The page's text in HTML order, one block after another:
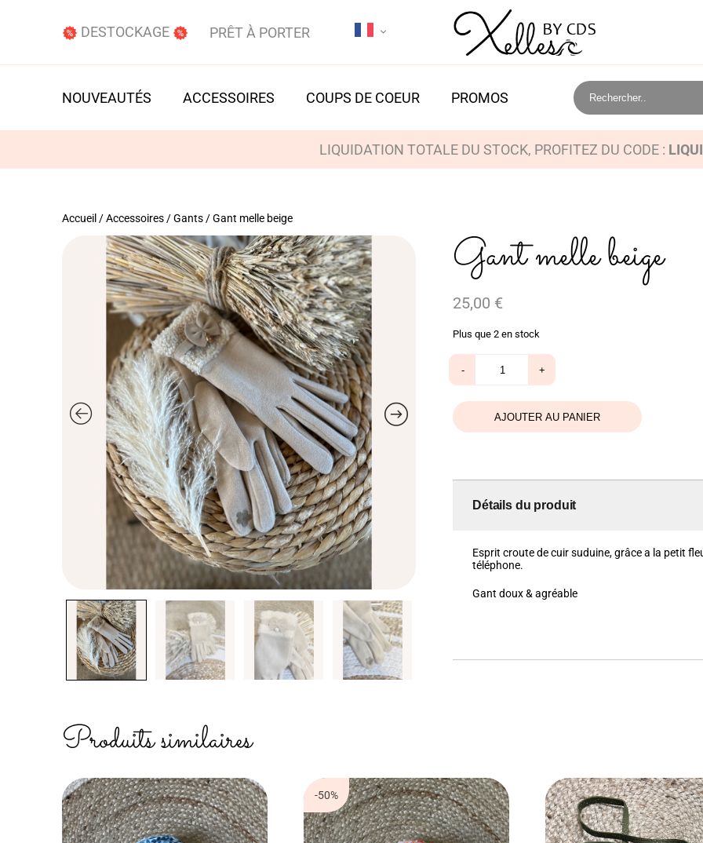
DESTOCKAGE PRÊT À PORTER
NOUVEAUTÉS ACCESSOIRES COUPS DE COEUR PROMOS
LIQUIDATION TOTALE DU STOCK, PROFITEZ DU CODE :
Accueil /Accessoires /Gants / Gant melle beige
Gant melle beige
25,00 €
Plus que 2 en stock
de
Gant
melle
beige
- +
AJOUTER AU PANIER
Détails du produit
Esprit croute de cuir suduine, grâce a la petit
téléphone.
Gant doux & agréable
Produits similaires
-50%